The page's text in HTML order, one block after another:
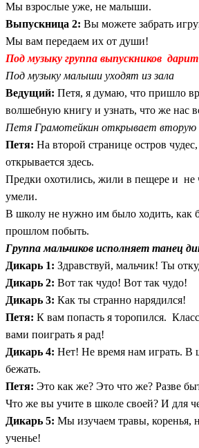
Мы взрослые уже, не малыши.
Выпускница 2: Вы можете забрать
Мы вам передаем их от души!
Под музыку группа выпускников
Под музыку малыши уходят из зала
Ведущий: Петя, я думаю, что пришло
волшебную книгу и узнать, что же нас
Петя Грамотейкин открывает вторую
Петя: На второй странице остров
открывается здесь.
Предки охотились, жили в пещере и не
умели.
В школу не нужно им было ходить, как
прошлом побыть.
Группа мальчиков исполняет танец
Дикарь 1: Здравствуй, мальчик! Ты
Дикарь 2: Вот так чудо! Вот так чудо!
Дикарь 3: Как ты странно нарядился!
Петя: К вам попасть я торопился.
вами поиграть я рад!
Дикарь 4: Нет! Не время нам играть. В
бежать.
Петя: Это как же? Это что же? Разве
Что же вы учите в школе своей? И для
Дикарь 5: Мы изучаем травы, коренья,
ученье!